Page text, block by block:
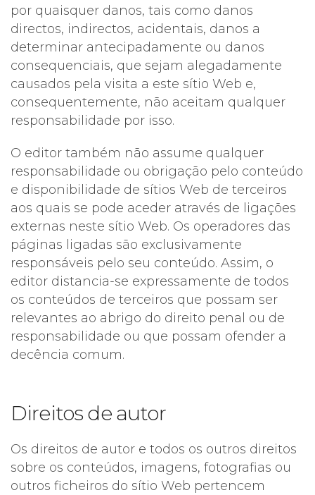
por quaisquer danos, tais como danos
directos, indirectos, acidentais, danos a
determinar antecipadamente ou danos
consequenciais, que sejam alegadamente
causados pela visita a este sítio Web e,
consequentemente, não aceitam qualquer
responsabilidade por isso.
O editor também não assume qualquer
responsabilidade ou obrigação pelo conteúdo
e disponibilidade de sítios Web de terceiros
aos quais se pode aceder através de ligações
externas neste sítio Web. Os operadores das
páginas ligadas são exclusivamente
responsáveis pelo seu conteúdo. Assim, o
editor distancia-se expressamente de todos
os conteúdos de terceiros que possam ser
relevantes ao abrigo do direito penal ou de
responsabilidade ou que possam ofender a
decência comum.
Direitos de autor
Os direitos de autor e todos os outros direitos
sobre os conteúdos, imagens, fotografias ou
outros ficheiros do sítio Web pertencem